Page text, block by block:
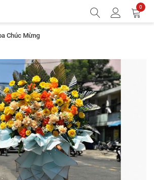
0
Chúc Mừng